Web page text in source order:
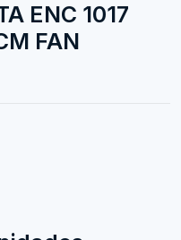
ENC 1017
FAN